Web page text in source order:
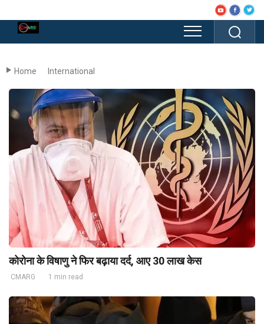
Home International
कोरोना के विषाणु ने फिर बढ़ाया दर्द, आए 30 लाख केस
CMARG 1 min read